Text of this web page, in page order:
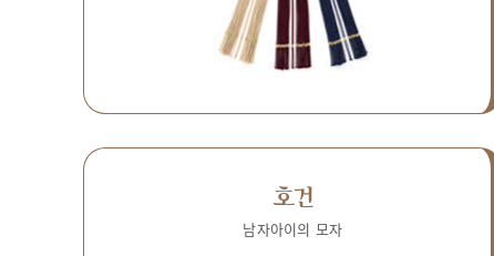
호건
남자아이의 모자